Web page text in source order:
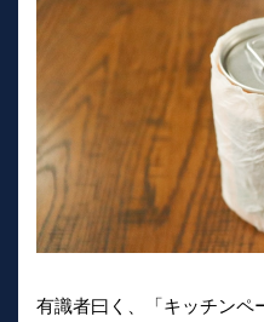
有識者曰く、「キッチンペ